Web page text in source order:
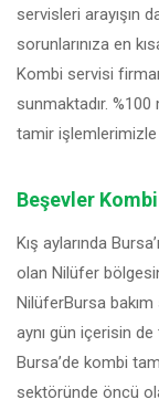
servisleri arayışın
sorunlarınıza en
Kombi servisi
sunmaktadır. %100
tamir işlemlerimizle
Beşevler
Kış aylarında
olan Nilüfer
NilüferBursa bakım
aynı gün içerisin
Bursa’de kombi
sektöründe öncü